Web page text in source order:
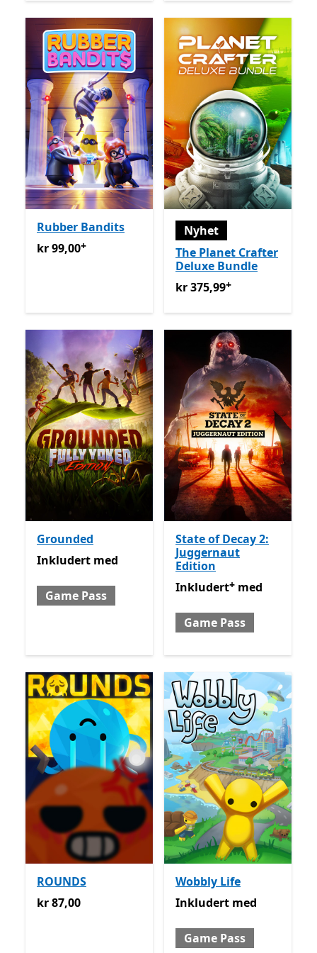
Rubber Bandits
kr 99,00Tilbyr kjøp i appen
kr 99,00+
Nyhet
The Planet Crafter
Deluxe Bundle
kr 375,99Tilbyr kjøp i
kr 375,99+
Grounded
Inkludert med Game Pass
Inkludert med
Game Pass
State of Decay 2:
Juggernaut
Edition
Inkludert med Game Pass
Inkludert+ med
Game Pass
ROUNDS
kr 87,00
kr 87,00
Wobbly Life
Inkludert med Game Pass
Inkludert med
Game Pass